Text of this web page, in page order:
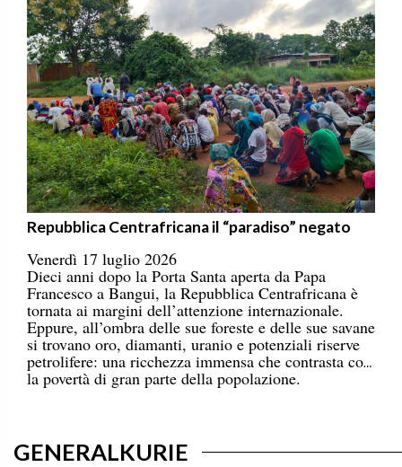
Repubblica Centrafricana il “paradiso” negato
Venerdì 17 luglio 2026
Dieci anni dopo la Porta Santa aperta da Papa
Francesco a Bangui, la Repubblica Centrafricana è
tornata ai margini dell’attenzione internazionale.
Eppure, all’ombra delle sue foreste e delle sue savane
si trovano oro, diamanti, uranio e potenziali riserve
petrolifere: una ricchezza immensa che contrasta con
la povertà di gran parte della popolazione.
GENERALKURIE